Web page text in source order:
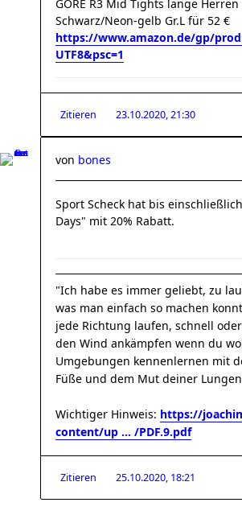
GORE R3 Mid Tights lange Herren
Schwarz/Neon-gelb Gr.L für 52 €
https://www.amazon.de/gp/
UTF8&psc=1
Zitieren 23.10.2020, 21:30
von bones
Sport Scheck hat bis
Days" mit 20% Rabatt.
"Ich habe es immer geliebt, zu
was man einfach so machen
jede Richtung laufen, schnell
den Wind ankämpfen wenn du
Umgebungen kennenlernen mit
Füße und dem Mut deiner
Wichtiger Hinweis: https://
content/up ... /PDF.9.pdf
Zitieren 25.10.2020, 18:21